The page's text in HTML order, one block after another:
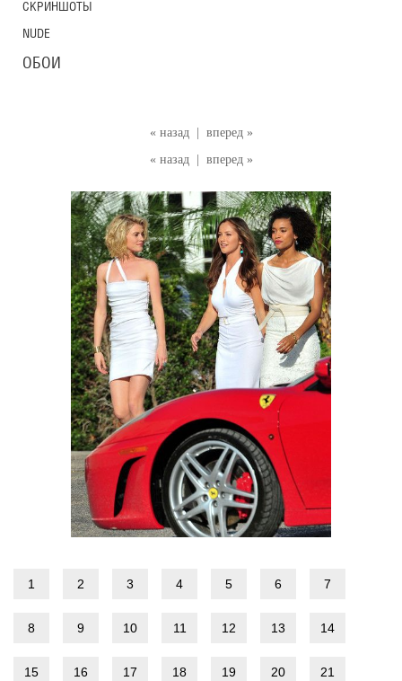
« назад
вперед »
« назад
вперед »
1 2 3 4 5 6 7
8 9 10 11 12 13 14
15 16 17 18 19 20 21
СКРИНШОТЫ
NUDE
ОБОИ